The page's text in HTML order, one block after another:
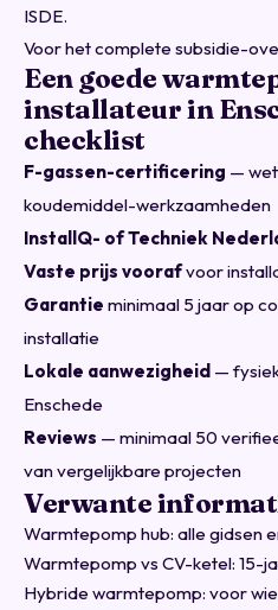
ISDE.
Voor het complete subsidie-
Een goede
installateur in
checklist
F-gassen-certificering —
koudemiddel-werkzaamheden
InstallQ- of Techniek
Vaste prijs voorafvoor
Garantie minimaal 5 jaar op
installatie
Lokale aanwezigheid —
Enschede
Reviews — minimaal 50
van vergelijkbare projecten
Verwante
Warmtepomp hub: alle gidsen
Warmtepomp vs CV-ketel: 15-
Hybride warmtepomp: voor